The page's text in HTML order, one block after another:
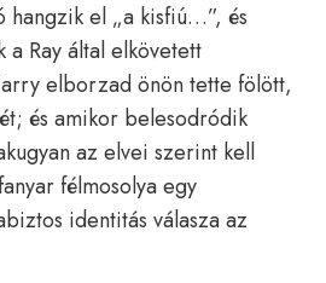
hangzik el „a kisfiú…”, és
Ray által elkövetett
elborzad önön tette fölött,
és amikor belesodródik
az elvei szerint kell
félmosolya egy
identitás válasza az